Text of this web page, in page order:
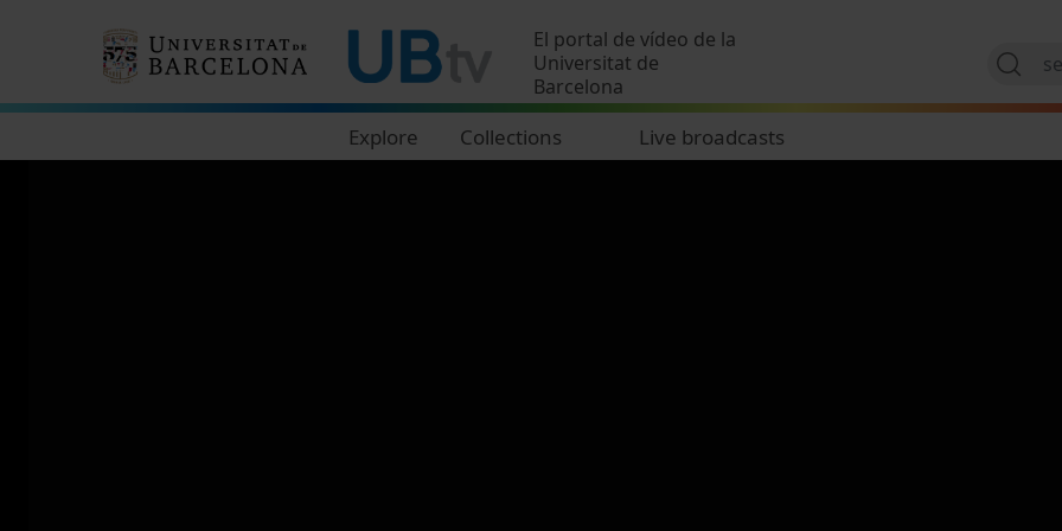
El portal de vídeo de la
Universitat de
Barcelona
Explore Collections Live broadcasts